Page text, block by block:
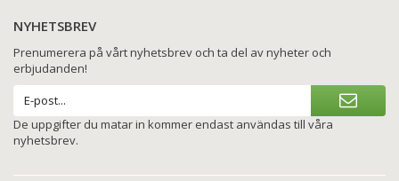
NYHETSBREV
Prenumerera på vårt nyhetsbrev och ta del av nyheter och
erbjudanden!
De uppgifter du matar in kommer endast användas till våra
nyhetsbrev.